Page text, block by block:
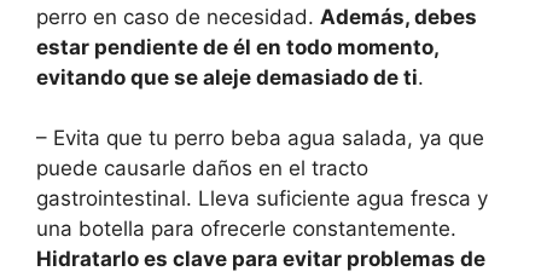
perro en caso de necesidad. Además, debes
estar pendiente de él en todo momento,
evitando que se aleje demasiado de ti.
– Evita que tu perro beba agua salada, ya que
puede causarle daños en el tracto
gastrointestinal. Lleva suficiente agua fresca y
una botella para ofrecerle constantemente.
Hidratarlo es clave para evitar problemas de